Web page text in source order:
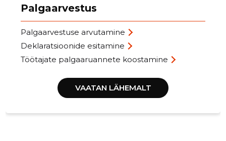
Palgaarvestus
Palgaarvestuse arvutamine
Deklaratsioonide esitamine
Töötajate palgaaruannete koostamine
VAATAN LÄHEMALT